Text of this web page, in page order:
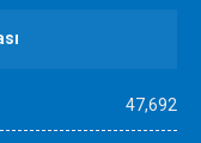
47,692